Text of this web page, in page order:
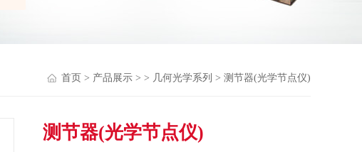
首页 > 产品展示 > > 几何光学系列 > 测节器(光学节点仪)
测节器(光学节点仪)